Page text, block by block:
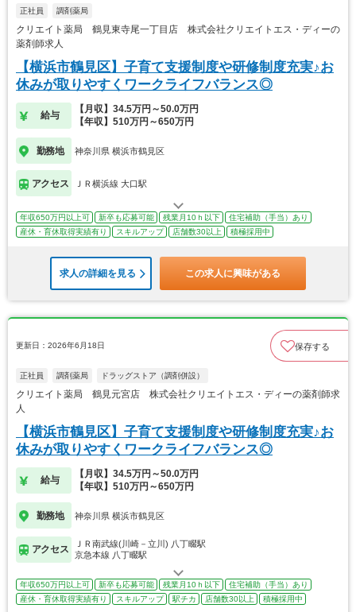
正社員 調剤薬局
クリエイト薬局 鶴見東寺尾一丁目店 株式会社クリエイトエス・ディーの
薬剤師求人
【横浜市鶴見区】子育て支援制度や研修制度充実♪お
休みが取りやすくワークライフバランス◎
給与
【月収】34.5万円～50.0万円
【年収】510万円～650万円
勤務地 神奈川県 横浜市鶴見区
アクセス ＪＲ横浜線 大口駅
年収650万円以上可 新卒も応募可能 残業月10ｈ以下
住宅補助（手当）あり
産休・育休取得実績有り
スキルアップ 店舗数30以上 積極採用中
求人の詳細を見る この求人に興味がある
更新日：2026年6月18日 保存する
正社員 調剤薬局 ドラッグストア（調剤併設）
クリエイト薬局 鶴見元宮店 株式会社クリエイトエス・ディーの薬剤師求
人
【横浜市鶴見区】子育て支援制度や研修制度充実♪お
休みが取りやすくワークライフバランス◎
給与
【月収】34.5万円～50.0万円
【年収】510万円～650万円
勤務地 神奈川県 横浜市鶴見区
アクセス
ＪＲ南武線(川崎－立川) 八丁畷駅
京急本線 八丁畷駅
年収650万円以上可 新卒も応募可能 残業月10ｈ以下
住宅補助（手当）あり
産休・育休取得実績有り
スキルアップ 駅チカ 店舗数30以上 積極採用中